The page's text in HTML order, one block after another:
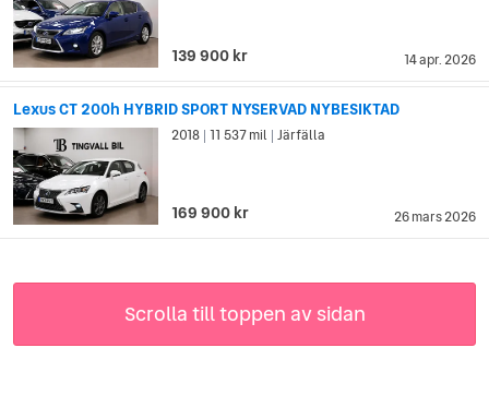
14 apr. 2026
139 900 kr
Lexus CT 200h HYBRID SPORT NYSERVAD NYBESIKTAD
26 mars 2026
2018 11 537 mil Järfälla
169 900 kr
Scrolla till toppen av sidan